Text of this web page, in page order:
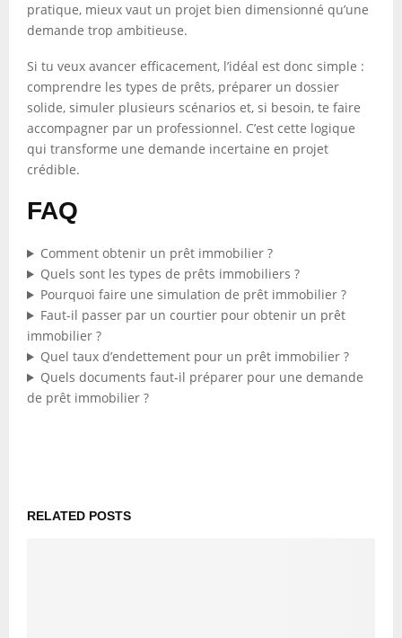
pratique, mieux vaut un projet bien dimensionné qu’une
demande trop ambitieuse.
Si tu veux avancer efficacement, l’idéal est donc simple :
comprendre les types de prêts, préparer un dossier
solide, simuler plusieurs scénarios et, si besoin, te faire
accompagner par un professionnel. C’est cette logique
qui transforme une demande incertaine en projet
crédible.
FAQ
Comment obtenir un prêt immobilier ?
Quels sont les types de prêts immobiliers ?
Pourquoi faire une simulation de prêt immobilier ?
Faut-il passer par un courtier pour obtenir un prêt
immobilier ?
Quel taux d’endettement pour un prêt immobilier ?
Quels documents faut-il préparer pour une demande
de prêt immobilier ?
RELATED POSTS